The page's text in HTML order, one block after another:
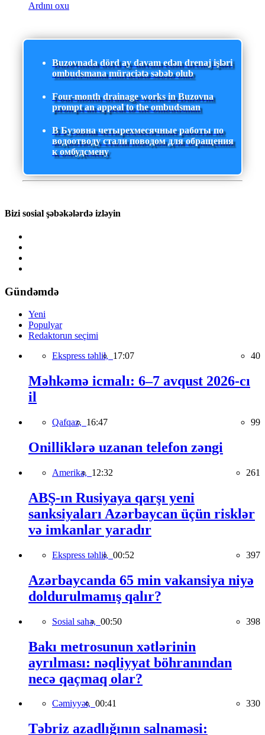
Ardını oxu
Buzovnada dörd ay davam edən drenaj işləri
ombudsmana müraciətə səbəb olub
Four-month drainage works in Buzovna
prompt an appeal to the ombudsman
В Бузовна четырехмесячные работы по
водоотводу стали поводом для обращения
к омбудсмену
Bizi sosial şəbəkələrdə izləyin
Gündəmdə
Yeni
Populyar
Redaktorun seçimi
Ekspress təhlil, 17:07 40
Məhkəmə icmalı: 6–7 avqust 2026-cı
il
Qafqaz, 16:47 99
Onilliklərə uzanan telefon zəngi
Amerika, 12:32 261
ABŞ-ın Rusiyaya qarşı yeni
sanksiyaları Azərbaycan üçün risklər
və imkanlar yaradır
Ekspress təhlil, 00:52 397
Azərbaycanda 65 min vakansiya niyə
doldurulmamış qalır?
Sosial sahə, 00:50 398
Bakı metrosunun xətlərinin
ayrılması: nəqliyyat böhranından
necə qaçmaq olar?
Cəmiyyət, 00:41 330
Təbriz azadlığının salnaməsi: